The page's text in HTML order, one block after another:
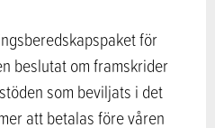
för
beslutat om framskrider
som beviljats i det
att betalas före våren